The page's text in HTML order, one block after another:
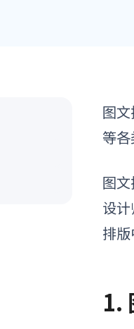
图
等
图
设
排
1.